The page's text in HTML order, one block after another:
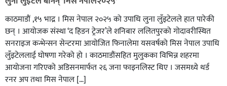
काठमाडौं ,१५ भाद्र । मिस नेपाल २०२५ को उपाधि लुना लुँइटेलले हात पारेकी
छन् । आयोजक संस्था ‘द हिडन ट्रेजर’ले शनिबार ललितपुरको गोदावरीस्थित
सनराइज कन्भेन्सन सेन्टरमा आयोजित फिनालेमा यसवर्षको मिस नेपाल उपाधि
लुँइटेललाई घोषणा गरेको हो । काठमाडौंसहित मुलुकका विभिन्न शहरमा
आयोजना गरिएको अडिसनमार्फत २६ जना फाइनलिस्ट थिए । जसमध्ये थर्ड
रनर अप तथा मिस नेपाल […]